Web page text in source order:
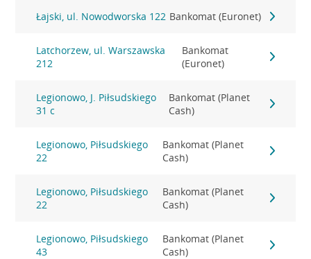
Łajski, ul. Nowodworska 122 Bankomat (Euronet)
Latchorzew, ul. Warszawska
212
Bankomat
(Euronet)
Legionowo, J. Piłsudskiego
31 c
Bankomat (Planet
Cash)
Legionowo, Piłsudskiego
22
Bankomat (Planet
Cash)
Legionowo, Piłsudskiego
22
Bankomat (Planet
Cash)
Legionowo, Piłsudskiego
43
Bankomat (Planet
Cash)